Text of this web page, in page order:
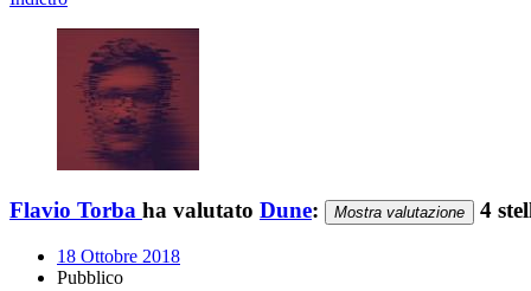
Flavio Torba ha valutato Dune: Mostra valutazione 4
18 Ottobre 2018
Pubblico